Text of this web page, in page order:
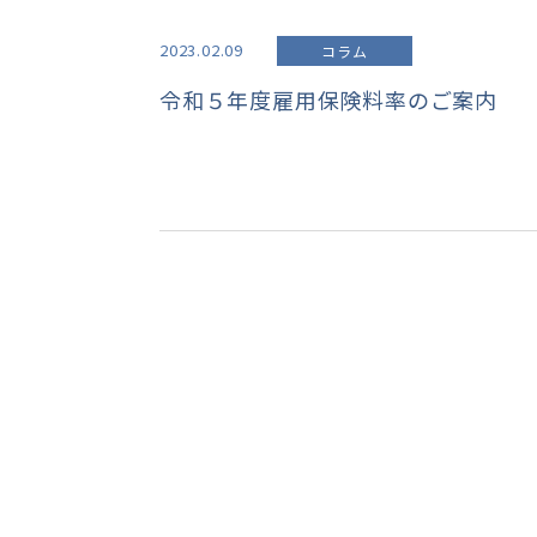
2023.02.09 コラム
令和５年度雇用保険料率のご案内